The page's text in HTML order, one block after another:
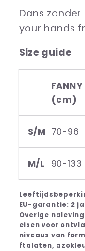
Dans
your hands
Size guide
(cm)
S/M 70-96
M/L 90-133
EU-garantie: 2
Overige
eisen voor
niveaus van
ftalaten,